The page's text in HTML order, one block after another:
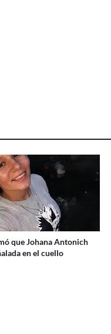
que Johana Antonich
en el cuello